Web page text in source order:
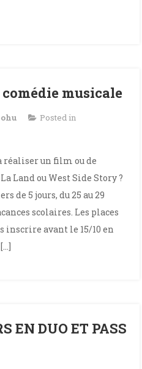
musicale
Posted in
réaliser un film ou de
Land ou West Side Story ?
de 5 jours, du 25 au 29
scolaires. Les places
inscrire avant le 15/10 en
EN DUO ET PASS